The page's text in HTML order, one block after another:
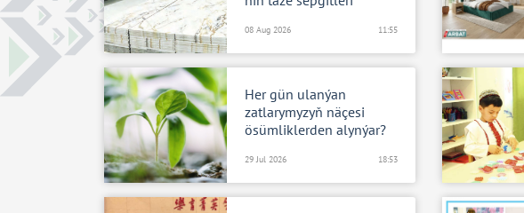
08 Aug 2026 11:55
Her gün ulanýan
zatlarymyzyň näçesi
ösümliklerden alynýar?
29 Jul 2026 18:53